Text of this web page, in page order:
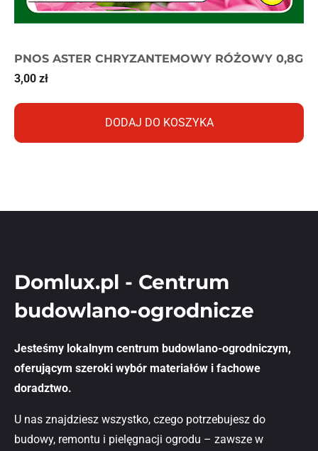
PNOS ASTER CHRYZANTEMOWY RÓŻOWY 0,8G
3,00 zł
DODAJ DO KOSZYKA
Domlux.pl - Centrum
budowlano-ogrodnicze
Jesteśmy lokalnym centrum budowlano-ogrodniczym,
oferującym szeroki wybór materiałów i fachowe
doradztwo.
U nas znajdziesz wszystko, czego potrzebujesz do
budowy, remontu i pielęgnacji ogrodu – zawsze w